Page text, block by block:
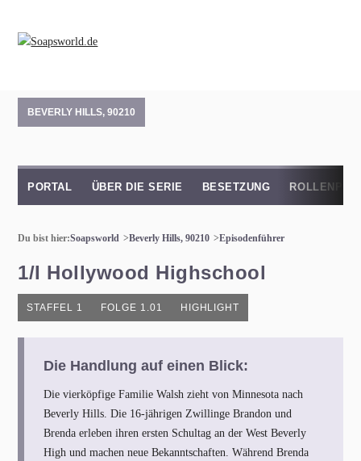
BEVERLY HILLS, 90210
PORTAL ÜBER DIE SERIE BESETZUNG
Du bist hier:Soapsworld Beverly Hills, 90210 Episodenführer
1/I Hollywood Highschool
STAFFEL 1 FOLGE 1.01 HIGHLIGHT
Die Handlung auf einen Blick:
Die vierköpfige Familie Walsh zieht von Minnesota nach
Beverly Hills. Die 16-jährigen Zwillinge Brandon und
Brenda erleben ihren ersten Schultag an der West Beverly
High und machen neue Bekanntschaften. Während Brenda